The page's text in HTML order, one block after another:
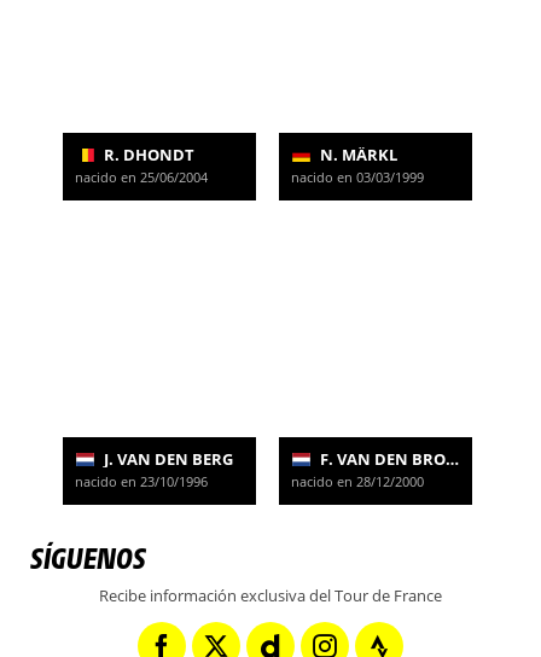
R. DHONDT
nacido en 25/06/2004
N. MÄRKL
nacido en 03/03/1999
J. VAN DEN BERG
nacido en 23/10/1996
F. VAN DEN BROEK
nacido en 28/12/2000
SÍGUENOS
Recibe información exclusiva del Tour de France